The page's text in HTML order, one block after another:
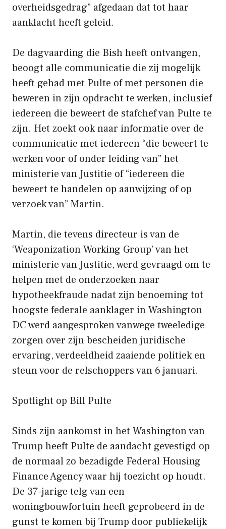
overheidsgedrag” afgedaan dat tot haar
aanklacht heeft geleid.
De dagvaarding die Bish heeft ontvangen,
beoogt alle communicatie die zij mogelijk
heeft gehad met Pulte of met personen die
beweren in zijn opdracht te werken, inclusief
iedereen die beweert de stafchef van Pulte te
zijn. Het zoekt ook naar informatie over de
communicatie met iedereen “die beweert te
werken voor of onder leiding van” het
ministerie van Justitie of “iedereen die
beweert te handelen op aanwijzing of op
verzoek van” Martin.
Martin, die tevens directeur is van de
‘Weaponization Working Group’ van het
ministerie van Justitie, werd gevraagd om te
helpen met de onderzoeken naar
hypotheekfraude nadat zijn benoeming tot
hoogste federale aanklager in Washington
DC werd aangesproken vanwege tweeledige
zorgen over zijn bescheiden juridische
ervaring, verdeeldheid zaaiende politiek en
steun voor de relschoppers van 6 januari.
Spotlight op Bill Pulte
Sinds zijn aankomst in het Washington van
Trump heeft Pulte de aandacht gevestigd op
de normaal zo bezadigde Federal Housing
Finance Agency waar hij toezicht op houdt.
De 37-jarige telg van een
woningbouwfortuin heeft geprobeerd in de
gunst te komen bij Trump door publiekelijk